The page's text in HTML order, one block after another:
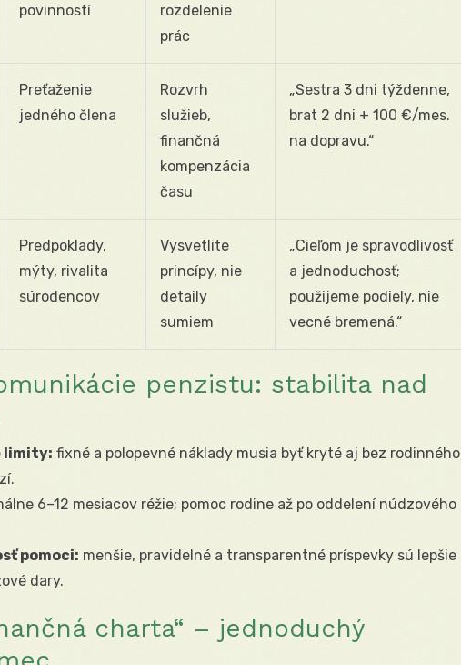
povinností
rozdelenie
prác
Preťaženie
jedného člena
Rozvrh
služieb,
finančná
kompenzácia
času
„Sestra 3 dni týždenne,
brat 2 dni + 100 €/mes.
na dopravu.“
Predpoklady,
mýty, rivalita
súrodencov
Vysvetlite
princípy, nie
detaily
sumiem
„Cieľom je spravodlivosť
a jednoduchosť;
použijeme podiely, nie
vecné bremená.“
penzistu: stabilita nad
limity: fixné a polopevné náklady musia byť kryté aj bez rodinného
6–12 mesiacov réžie; pomoc rodine až po oddelení núdzového
pomoci: menšie, pravidelné a transparentné príspevky sú lepšie
dary.
charta“ – jednoduchý